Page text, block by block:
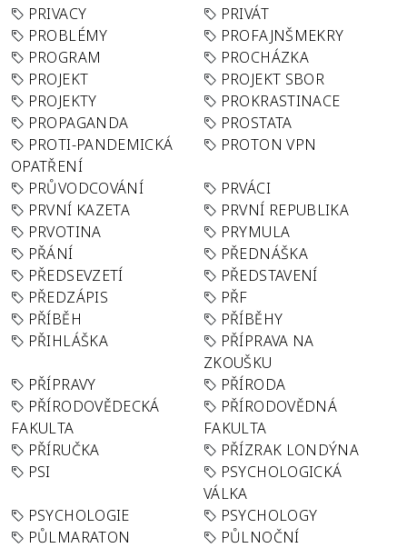
PRIVACY
PRIVÁT
PROBLÉMY
PROFAJNŠMEKRY
PROGRAM
PROCHÁZKA
PROJEKT
PROJEKT SBOR
PROJEKTY
PROKRASTINACE
PROPAGANDA
PROSTATA
PROTI-PANDEMICKÁ
OPATŘENÍ
PROTON VPN
PRŮVODCOVÁNÍ
PRVÁCI
PRVNÍ KAZETA
PRVNÍ REPUBLIKA
PRVOTINA
PRYMULA
PŘÁNÍ
PŘEDNÁŠKA
PŘEDSEVZETÍ
PŘEDSTAVENÍ
PŘEDZÁPIS
PŘF
PŘÍBĚH
PŘÍBĚHY
PŘIHLÁŠKA
PŘÍPRAVA NA
ZKOUŠKU
PŘÍPRAVY
PŘÍRODA
PŘÍRODOVĚDECKÁ
FAKULTA
PŘÍRODOVĚDNÁ
FAKULTA
PŘÍRUČKA
PŘÍZRAK LONDÝNA
PSI
PSYCHOLOGICKÁ
VÁLKA
PSYCHOLOGIE
PSYCHOLOGY
PŮLMARATON
PŮLNOČNÍ